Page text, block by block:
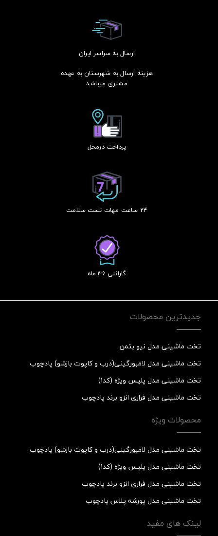
ارسال به سراسر ایران
هزینه ارسال به شهرستان به عهده
مشتری میباشد
پرداخت درمحل
24 ساعت مهات تست سلامت
گارانتی 36 ماه
جدیدترین محصولات
تخت ماشینی مدل نیو بتمن
تخت ماشینی مدل لامبورگینی(درب و کاپوت بازشو) پادچوب
تخت ماشینی مدل پلیس ویژه (کد1)
تخت ماشینی مدل فراری انزو برند پادچوب
محصولات ویژه
تخت ماشینی مدل لامبورگینی(درب و کاپوت بازشو) پادچوب
تخت ماشینی مدل پلیس ویژه (کد1)
تخت ماشینی مدل فراری انزو برند پادچوب
تخت ماشینی مدل پورشه پلاس پادچوب
لینک های مفید